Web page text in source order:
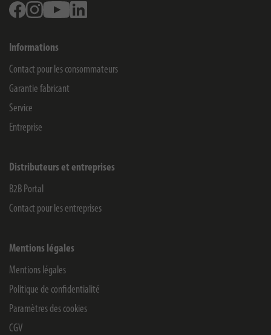
FacebookInstagramYoutube
Informations
Contact pour les consommateurs
Garantie fabricant
Service
Entreprise
Distributeurs et entreprises
B2B Portal
Contact pour les entreprises
Mentions légales
Mentions légales
Politique de confidentialité
Paramètres des cookies
CGV